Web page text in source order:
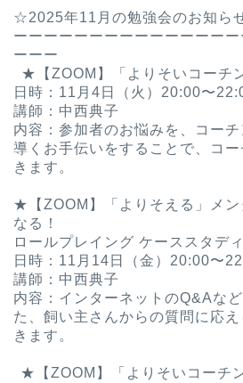
☆2025年11月の勉強会のお知ら
ーーーーーーーーーーーーーー
ーーー ㅤ
ㅤㅤ ㅤㅤ★【ZOOM】「よりそいコー
日時：11月4日（火）20:00〜
講師：中西典子
内容：参加者のお悩みを、コー
導くお手伝いをすることで、コ
きます。
★【ZOOM】「よりそえる」メン
なる！
ロールプレイング ケーススタデ
日時：11月14日（金）20:00〜
講師：中西典子
内容：インターネットのQ&Aな
た、飼い主さんからの質問に応
きます。
ㅤㅤ ㅤ★【ZOOM】「よりそいコー